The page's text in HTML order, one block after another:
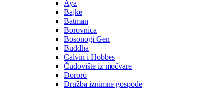
Aya
Bajke
Batman
Borovnica
Bosonogi Gen
Buddha
Calvin i Hobbes
Čudovište iz močvare
Dororo
Družba iznimne gospode